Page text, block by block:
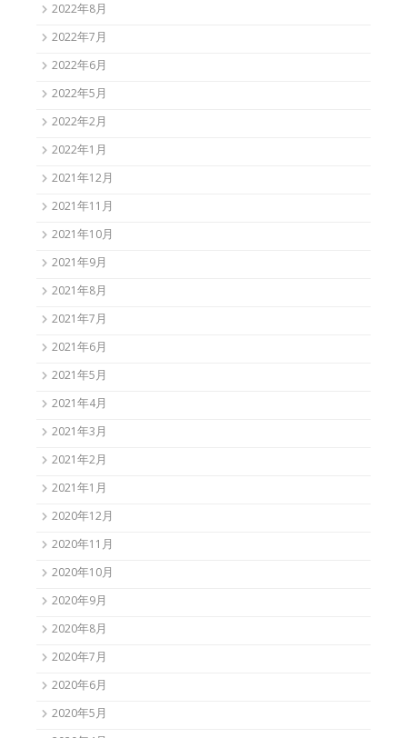
2022年8月
2022年7月
2022年6月
2022年5月
2022年2月
2022年1月
2021年12月
2021年11月
2021年10月
2021年9月
2021年8月
2021年7月
2021年6月
2021年5月
2021年4月
2021年3月
2021年2月
2021年1月
2020年12月
2020年11月
2020年10月
2020年9月
2020年8月
2020年7月
2020年6月
2020年5月